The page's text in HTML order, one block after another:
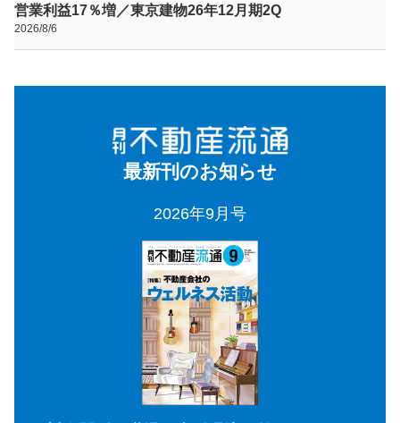
営業利益17％増／東京建物26年12月期2Q
2026/8/6
最新刊のお知らせ
2026年9月号